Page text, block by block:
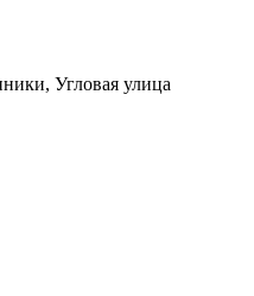
Угловая улица